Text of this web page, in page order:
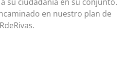
en nuestro plan de